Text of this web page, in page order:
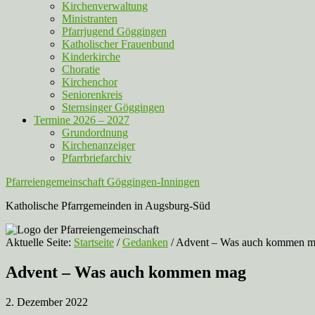
Kirchenverwaltung
Ministranten
Pfarrjugend Göggingen
Katholischer Frauenbund
Kinderkirche
Choratie
Kirchenchor
Seniorenkreis
Sternsinger Göggingen
Termine 2026 – 2027
Grundordnung
Kirchenanzeiger
Pfarrbriefarchiv
Pfarreiengemeinschaft Göggingen-Inningen
Katholische Pfarrgemeinden in Augsburg-Süd
Aktuelle Seite: Startseite / Gedanken /Advent – Was auch kommen
Advent – Was auch kommen mag
2. Dezember 2022